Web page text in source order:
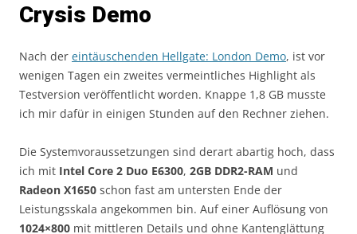
Crysis Demo
Nach der eintäuschenden Hellgate: London Demo, ist vor
wenigen Tagen ein zweites vermeintliches Highlight als
Testversion veröffentlicht worden. Knappe 1,8 GB musste
ich mir dafür in einigen Stunden auf den Rechner ziehen.
Die Systemvoraussetzungen sind derart abartig hoch, dass
ich mit Intel Core 2 Duo E6300, 2GB DDR2-RAM und
Radeon X1650 schon fast am untersten Ende der
Leistungsskala angekommen bin. Auf einer Auflösung von
1024×800 mit mittleren Details und ohne Kantenglättung